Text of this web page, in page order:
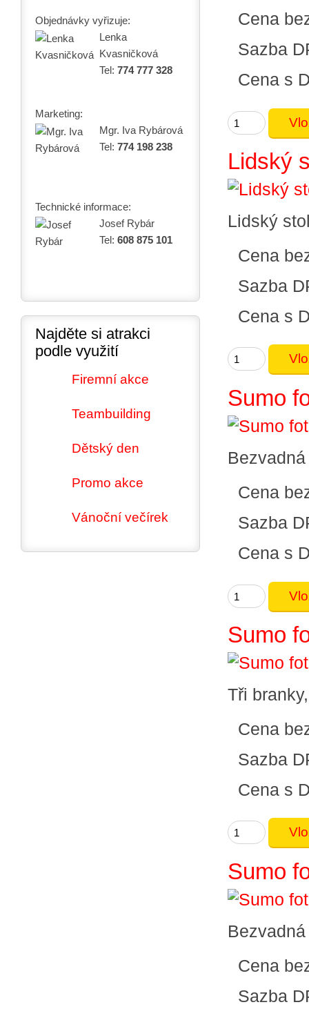
Cena
Sazba
Cena s
Lidský
Lidský
Cena
Sazba
Cena s
Sumo
Cena
Sazba
Cena s
Sumo
Tři
Cena
Sazba
Cena s
Sumo
Cena
Sazba
Objednávky vyřizuje:
Lenka
Kvasničková
Tel: 774 777 328
Marketing:
Mgr. Iva Rybárová
Tel: 774 198 238
Technické informace:
Josef Rybár
Tel: 608 875 101
Najděte si atrakci
podle využití
Firemní akce
Teambuilding
Dětský den
Promo akce
Vánoční večírek